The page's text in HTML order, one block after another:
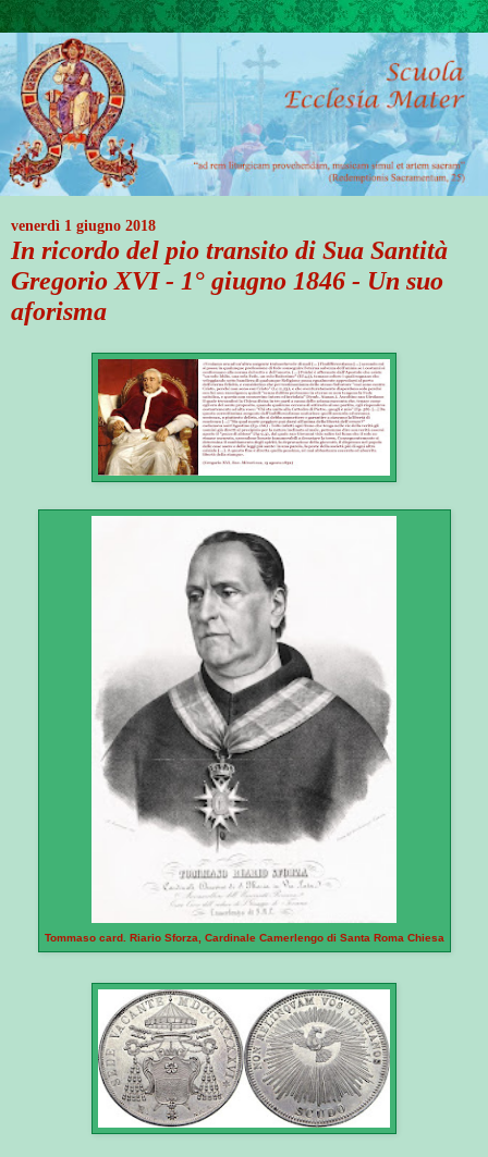
venerdì 1 giugno 2018
In ricordo del pio transito di Sua Santità
Gregorio XVI - 1° giugno 1846 - Un suo
aforisma
Tommaso card. Riario Sforza, Cardinale Camerlengo di Santa Roma Chiesa